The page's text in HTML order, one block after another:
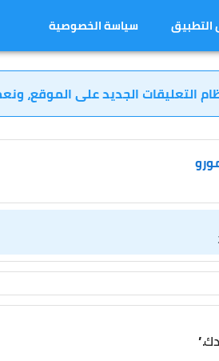
التطبيق سياسة الخصوصية
التعليقات الجديد على الموقع،